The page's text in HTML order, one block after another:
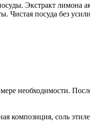
Экстракт лимона
Чистая посуда без
необходимости.
соль